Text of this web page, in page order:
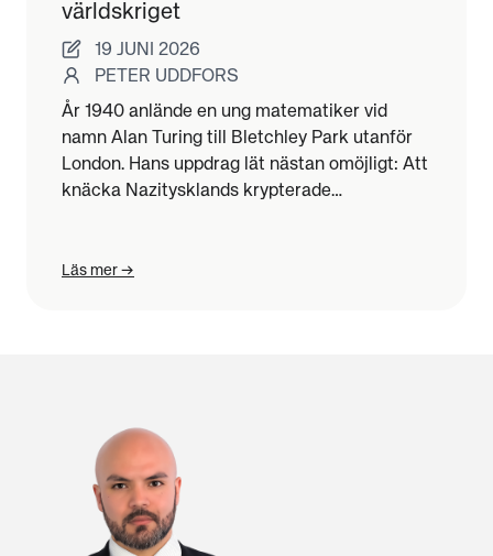
världskriget
19 JUNI 2026
PETER UDDFORS
År 1940 anlände en ung matematiker vid
namn Alan Turing till Bletchley Park utanför
London. Hans uppdrag lät nästan omöjligt: Att
knäcka Nazitysklands krypterade
Läs mer